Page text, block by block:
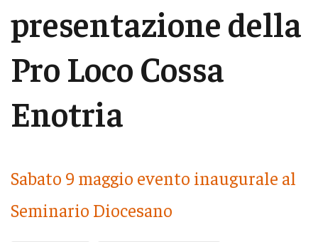
presentazione della
Pro Loco Cossa
Enotria
Sabato 9 maggio evento inaugurale al
Seminario Diocesano